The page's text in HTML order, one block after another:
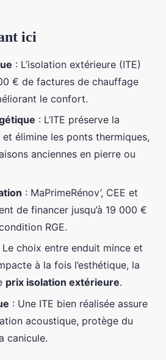
maison avec
dans le 78
• 9 min de lecture
ici
: L’isolation extérieure (ITE)
€ de factures de chauffage
le confort.
: L’ITE préserve la
élimine les ponts thermiques,
anciennes en pierre ou
: MaPrimeRénov’, CEE et
de financer jusqu’à 19 000 €
RGE.
Le choix entre enduit mince et
à la fois l’esthétique, la
prix isolation extérieure.
: Une ITE bien réalisée assure
acoustique, protège du
canicule.